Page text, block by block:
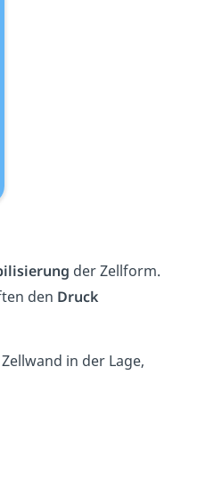
der Zellform.
den Druck
in der Lage,